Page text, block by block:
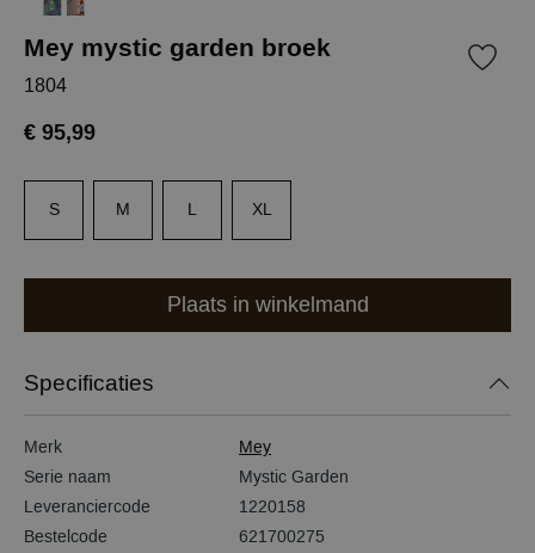
Mey mystic garden broek
1804
€ 95,99
S M L XL
Plaats in winkelmand
Specificaties
Merk
Mey
Serie naam
Mystic Garden
Leveranciercode
1220158
Bestelcode
621700275